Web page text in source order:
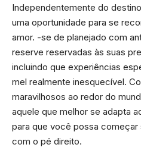
Independentemente do
uma oportunidade para se
amor. -se de planejado com
reserve reservadas às suas
incluindo que experiências
mel realmente inesquecível.
maravilhosos ao redor do
aquele que melhor se adapta
para que você possa começar
com o pé direito.